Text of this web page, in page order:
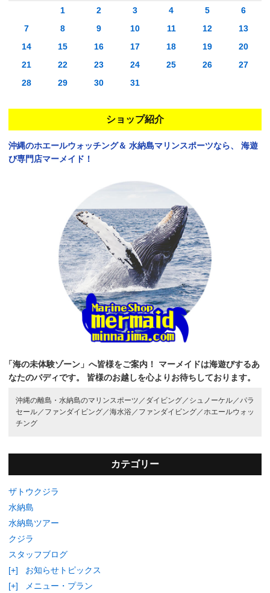
1
2 3 4 5
6
7
8 9 10 11 12
13
14
15 16 17 18 19
20
21
22 23 24 25 26
27
28
29 30 31
ショップ紹介
沖縄のホエールウォッチング＆ 水納島マリンスポーツなら、
海遊
び専門店マーメイド！
「海の未体験ゾーン」へ皆様をご案内！
マーメイドは海遊びするあ
なたのバディです。
皆様のお越しを心よりお待ちしております。
沖縄の離島・水納島のマリンスポーツ／ ダイビング／ シュノーケル／パラ
セール／ ファンダイビング／海水浴／ ファンダイビング／ホエールウォッ
チング
カテゴリー
ザトウクジラ
水納島
水納島ツアー
クジラ
スタッフブログ
[+]
お知らせトピックス
[+]
メニュー・プラン